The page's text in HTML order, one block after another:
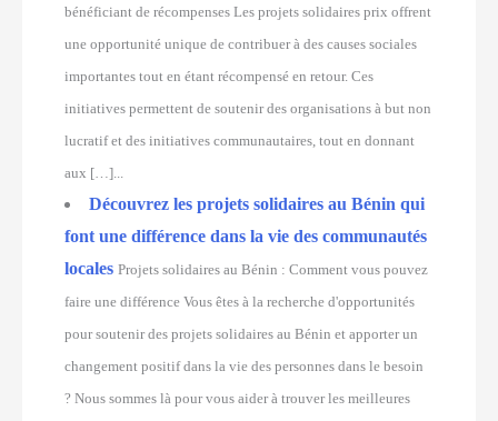
bénéficiant de récompenses Les projets solidaires prix offrent
une opportunité unique de contribuer à des causes sociales
importantes tout en étant récompensé en retour. Ces
initiatives permettent de soutenir des organisations à but non
lucratif et des initiatives communautaires, tout en donnant
aux […]...
Découvrez les projets solidaires au Bénin qui
font une différence dans la vie des communautés
locales Projets solidaires au Bénin : Comment vous pouvez
faire une différence Vous êtes à la recherche d'opportunités
pour soutenir des projets solidaires au Bénin et apporter un
changement positif dans la vie des personnes dans le besoin
? Nous sommes là pour vous aider à trouver les meilleures